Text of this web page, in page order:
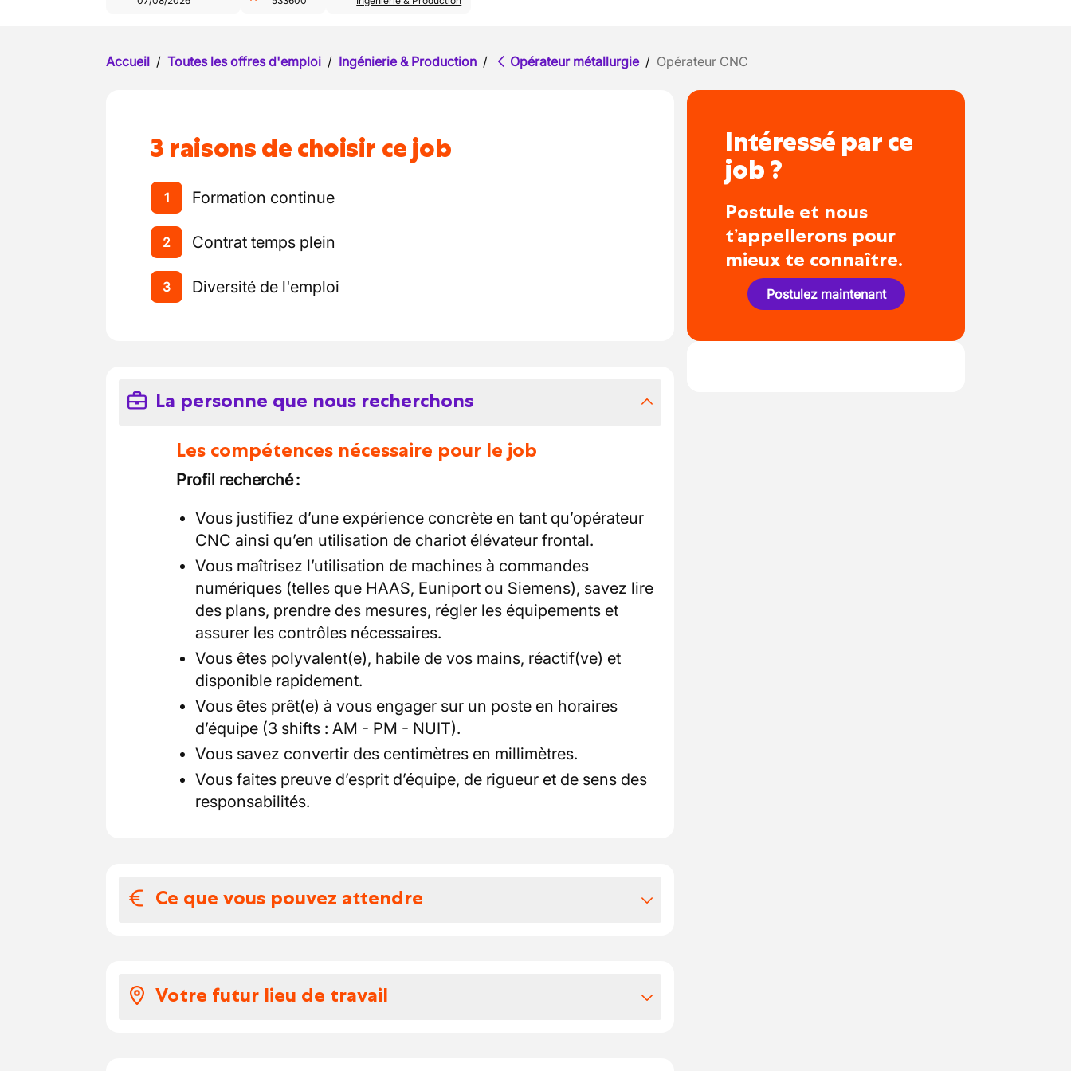
Accueil / Toutes les offres d'emploi / Ingénierie & Production / Opérateur métallurgie / Opérateur CNC
3 raisons de choisir ce job
1 Formation continue
2 Contrat temps plein
3 Diversité de l'emploi
La personne que nous recherchons
Les compétences nécessaire pour le job
Profil recherché :
Vous justifiez d’une expérience concrète en tant qu’opérateur
CNC ainsi qu’en utilisation de chariot élévateur frontal.
Vous maîtrisez l’utilisation de machines à commandes
numériques (telles que HAAS, Euniport ou Siemens), savez lire
des plans, prendre des mesures, régler les équipements et
assurer les contrôles nécessaires.
Vous êtes polyvalent(e), habile de vos mains, réactif(ve) et
disponible rapidement.
Vous êtes prêt(e) à vous engager sur un poste en horaires
d’équipe (3 shifts : AM - PM - NUIT).
Vous savez convertir des centimètres en millimètres.
Vous faites preuve d’esprit d’équipe, de rigueur et de sens des
responsabilités.
Ce que vous pouvez attendre
Votre futur lieu de travail
Intéressé par ce
job ?
Postule et nous
t’appellerons pour
mieux te connaître.
Postulez maintenant